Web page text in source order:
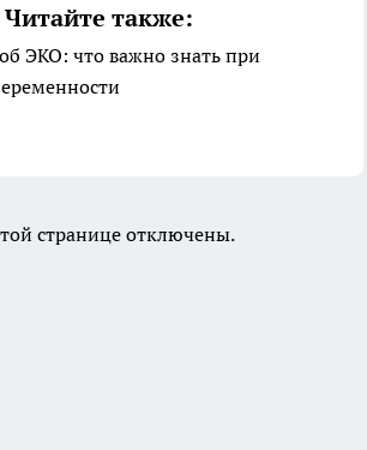
Читайте также:
ЭКО: что важно знать при
странице отключены.